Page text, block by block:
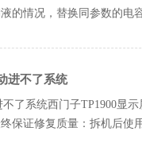
的情况，替换同参数的
进不了系统
了系统西门子TP1900显
保证修复质量：拆机后